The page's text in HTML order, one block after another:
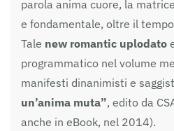
parola anima cuore, la
e fondamentale, oltre il
Tale new romantic uplodato
programmatico nel volume
manifesti dinanimisti e
un’anima muta”, edito da
anche in eBook, nel 2014).